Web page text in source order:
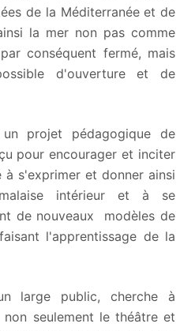
de la Méditerranée et de
la mer non pas comme
conséquent fermé, mais
d'ouverture et de
projet pédagogique de
pour encourager et inciter
s'exprimer et donner ainsi
intérieur et à se
de nouveaux modèles de
l'apprentissage de la
large public, cherche à
seulement le théâtre et